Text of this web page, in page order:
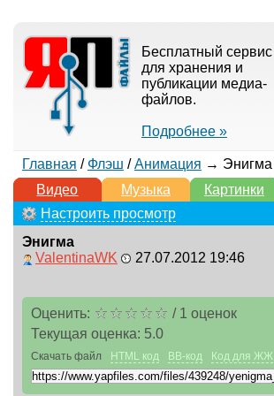
Бесплатный сервис
для хранения и
публикации медиа-
файлов.
Подробнее »
Главная / Флэш /Анимация → Энигма
Видео
Музыка Картинки
Настроить просмотр
Энигма
ValentinaWK
27.07.2012 19:46
Оценить: / 1 оценок
Текущая оценка: 5.0
Скачать файл HTML код BB-код Код для ЖЖ